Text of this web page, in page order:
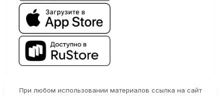
При любом использовании материалов ссылка на сайт